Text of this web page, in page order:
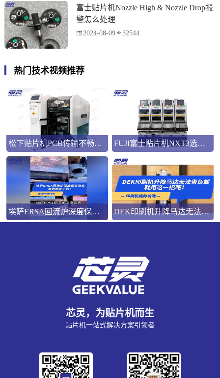
富士贴片机Nozzle High & Nozzle Drop报
警怎么处理
2024-08-09 32544
热门技术视频推荐
松下贴片机PCB传输不畅的原因与处理方法 FUJI富士贴片机NXT3选M3 III还是M6三代机？看完这篇告别纠结！
埃萨ERSA回流炉深度保养，到底要做哪些工作？ DEK印刷机升降马达无法带负载就用这一招吧！
芯灵，为贴片机而生
贴片机一站式解决方案引领者